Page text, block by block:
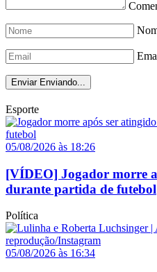
Enviar Enviando...
Esporte
05/08/2026 às 18:26
[VÍDEO] Jogador morre
durante partida de futebol
Política
05/08/2026 às 16:34